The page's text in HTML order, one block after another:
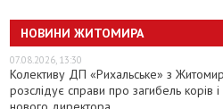
НОВИНИ ЖИТОМИРА
07.08.2026, 13:30
Колективу ДП «Рихальське» з
розслідує справи про загибель корів